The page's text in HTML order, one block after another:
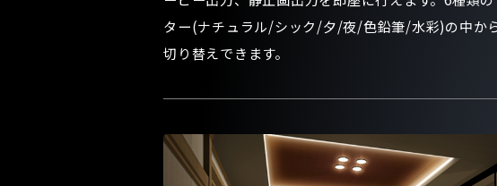
ター(ナチュラル/シック/夕/夜/色鉛筆/水彩)の中か
切り替えできます。